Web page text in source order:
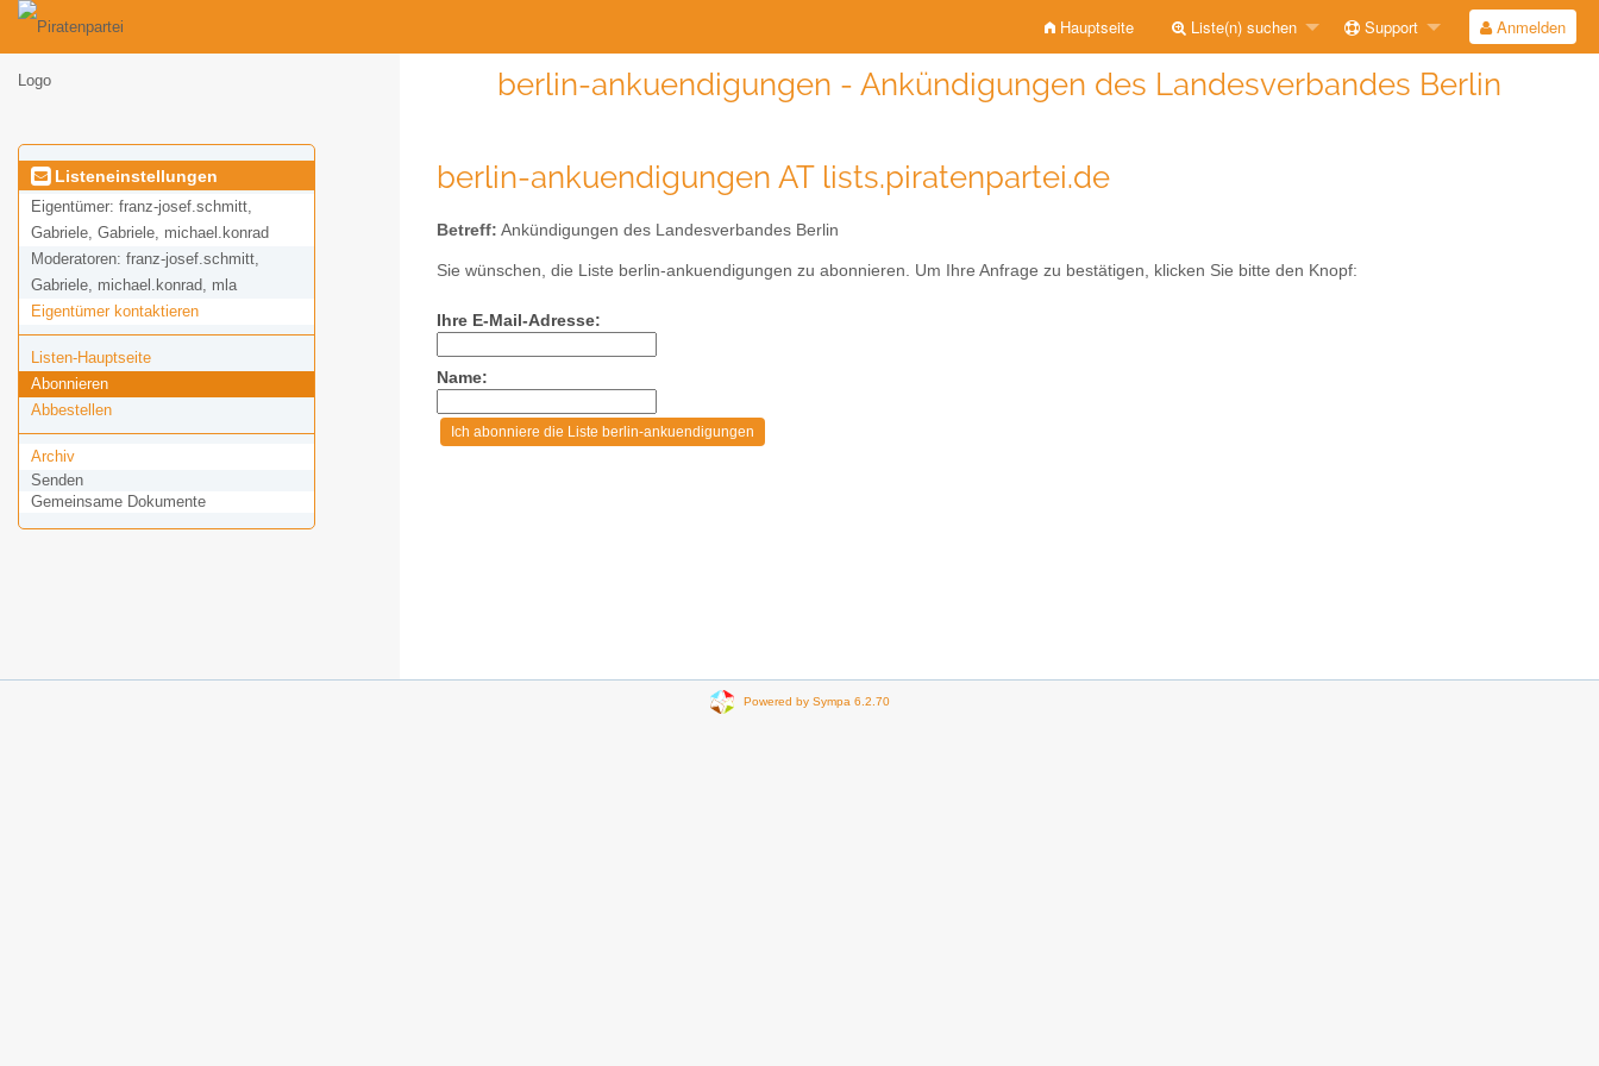
Hauptseite Liste(n) suchen Support Anmelden
berlin-ankuendigungen - Ankündigungen des Landesverbandes Berlin
Listeneinstellungen
Eigentümer: franz-josef.schmitt,
Gabriele, Gabriele, michael.konrad
Moderatoren: franz-josef.schmitt,
Gabriele, michael.konrad, mla
Eigentümer kontaktieren
Listen-Hauptseite
Abonnieren
Abbestellen
Archiv
Senden
Gemeinsame Dokumente
berlin-ankuendigungen AT lists.piratenpartei.de
Betreff: Ankündigungen des Landesverbandes Berlin
Sie wünschen, die Liste berlin-ankuendigungen zu abonnieren. Um Ihre Anfrage zu bestätigen, klicken Sie bitte den Knopf:
Ihre E-Mail-Adresse:
Name:
Powered by Sympa 6.2.70